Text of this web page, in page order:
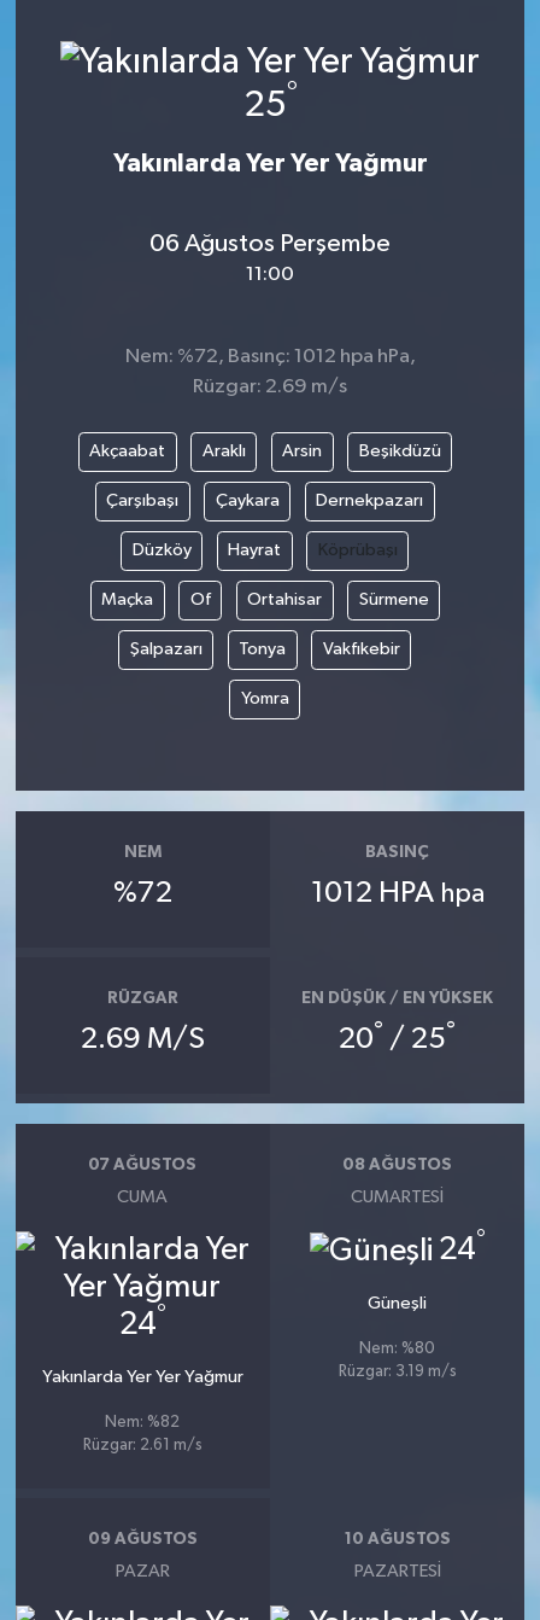
25°
Yakınlarda Yer Yer Yağmur
06 Ağustos Perşembe
11:00
Nem: %72, Basınç: 1012 hpa hPa,
Rüzgar: 2.69 m/s
Akçaabat Araklı Arsin Beşikdüzü
Çarşıbaşı Çaykara Dernekpazarı
Düzköy Hayrat Köprübaşı
Maçka Of Ortahisar Sürmene
Şalpazarı Tonya Vakfıkebir
Yomra
NEM
%72
BASINÇ
1012 HPA hpa
RÜZGAR
2.69 M/S
EN DÜŞÜK / EN YÜKSEK
20° / 25°
07 AĞUSTOS
CUMA
24°
Yakınlarda Yer Yer Yağmur
Nem: %82
Rüzgar: 2.61 m/s
08 AĞUSTOS
CUMARTESI
24°
Güneşli
Nem: %80
Rüzgar: 3.19 m/s
09 AĞUSTOS
PAZAR
10 AĞUSTOS
PAZARTESI
Yönetim Kurulu
Yüksek İstişare Kurulu
Sanat